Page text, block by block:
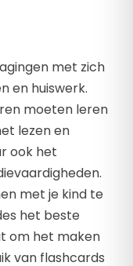
met zich
en huiswerk.
moeten leren
lezen en
ook het
met je kind te
het beste
om het maken
van flashcards